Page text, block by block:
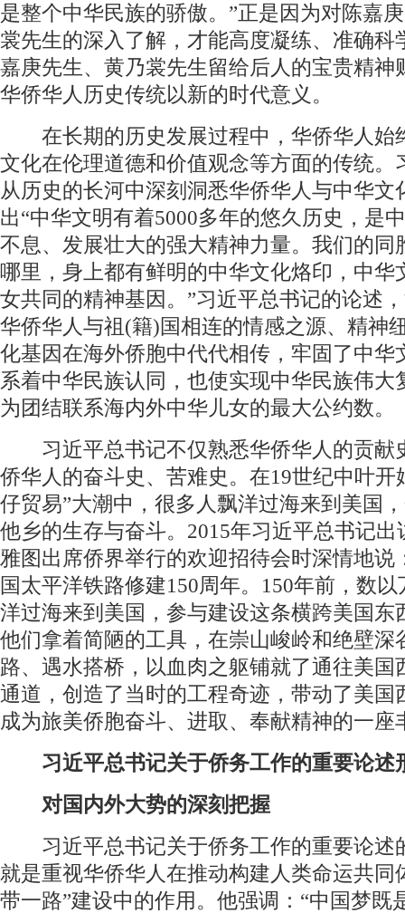
是整个中华民族的骄傲。”正是因为对陈嘉
裳先生的深入了解，才能高度凝练、准确科
嘉庚先生、黄乃裳先生留给后人的宝贵精神
华侨华人历史传统以新的时代意义。
在长期的历史发展过程中，华侨华人始
文化在伦理道德和价值观念等方面的传统。
从历史的长河中深刻洞悉华侨华人与中华文
出“中华文明有着5000多年的悠久历史，是
不息、发展壮大的强大精神力量。我们的同
哪里，身上都有鲜明的中华文化烙印，中华
女共同的精神基因。”习近平总书记的论述
华侨华人与祖(籍)国相连的情感之源、精神
化基因在海外侨胞中代代相传，牢固了中华
系着中华民族认同，也使实现中华民族伟大
为团结联系海内外中华儿女的最大公约数。
习近平总书记不仅熟悉华侨华人的贡献
侨华人的奋斗史、苦难史。在19世纪中叶开
仔贸易”大潮中，很多人飘洋过海来到美国
他乡的生存与奋斗。2015年习近平总书记出
雅图出席侨界举行的欢迎招待会时深情地说
国太平洋铁路修建150周年。150年前，数
洋过海来到美国，参与建设这条横跨美国东
他们拿着简陋的工具，在崇山峻岭和绝壁深
路、遇水搭桥，以血肉之躯铺就了通往美国
通道，创造了当时的工程奇迹，带动了美国
成为旅美侨胞奋斗、进取、奉献精神的一座
习近平总书记关于侨务工作的重要论述
对国内外大势的深刻把握
习近平总书记关于侨务工作的重要论述
就是重视华侨华人在推动构建人类命运共同
带一路”建设中的作用。他强调：“中国梦既